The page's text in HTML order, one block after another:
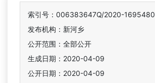
索引号：006383647Q/2020-1695480
发布机构：新河乡
公开范围：全部公开
生成日期：2020-04-09
公开日期：2020-04-09